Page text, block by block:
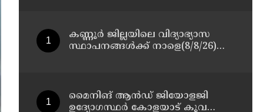
കണ്ണൂർ ജില്ലയിലെ വിദ്യാഭ്യാസ
സ്ഥാപനങ്ങള്‍ക്ക് നാളെ(8/8/26)
മൈനിങ് ആൻഡ്​ ജിയോളജി
ഉദ്യോഗസ്ഥർ കോളയാട് കൂവ